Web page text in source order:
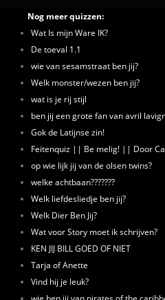
Nog meer quizzen:
Wat Is mijn Ware IK?
De toeval 1.1
wie van sesamstraat ben jij?
Welk monster/wezen ben jij?
wat is je rij stijl
ben jij een grote fan van avril
Gok de Latijnse zin!
Feitenquiz || Be melig! || Door
op wie lijk jij van de olsen twins?
welke achtbaan???????
Welk liefdesliedje ben jij?
Welk Dier Ben Jij?
Wat voor Story moet ik schrijven?
KEN JIJ BILL GOED OF NIET
Tarja of Anette
Vind hij je leuk?